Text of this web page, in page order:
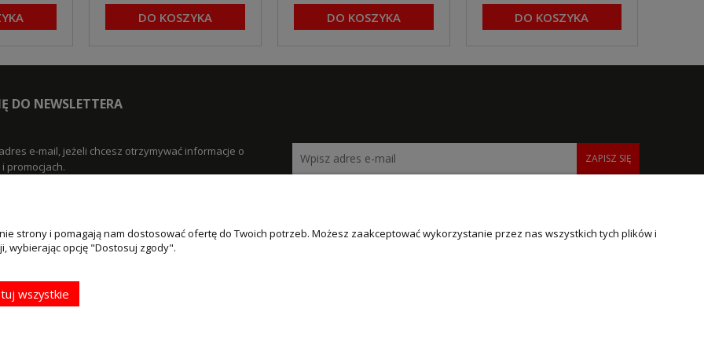
DO KOSZYKA DO KOSZYKA DO KOSZYKA
DO NEWSLETTERA
e-mail, jeżeli chcesz otrzymywać informacje o
promocjach.
ZAPISZ SIĘ
MOJE KONTO
PŁATNOŚCI I
INFORMACJE
strony i pomagają nam dostosować ofertę do Twoich potrzeb. Możesz zaakceptować wykorzystanie przez nas wszystkich tych plików i
wybierając opcję "Dostosuj zgody".
wszystkie